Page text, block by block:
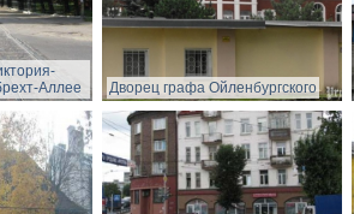
Аллее
Дворец графа Ойленбургского